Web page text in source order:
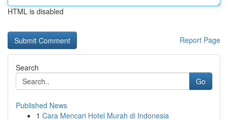
HTML is disabled
Report Page
Search
Go
Published News
1 Cara Mencari Hotel Murah di Indonesia